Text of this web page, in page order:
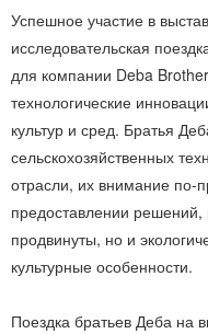
Успешное участие в
исследовательская
для компании Deba
технологические
культур и сред. Братья
сельскохозяйственных
отрасли, их внимание по-
предоставлении решений,
продвинуты, но и
культурные особенности.
Поездка братьев Деба на